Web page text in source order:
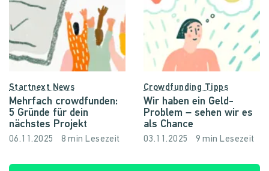
Startnext News
Mehrfach crowdfunden:
5 Gründe für dein
nächstes Projekt
06.11.2025 8 min Lesezeit
Crowdfunding Tipps
Wir haben ein Geld-
Problem – sehen wir es
als Chance
03.11.2025 9 min Lesezeit